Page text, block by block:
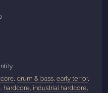
, drum & bass, early terror,
, hardcore, industrial hardcore,